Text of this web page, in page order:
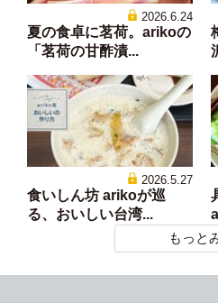
2026.6.24
夏の食卓に茗荷。arikoの
「茗荷の甘酢漬...
2026.5.27
食いしん坊 arikoが巡
る、おいしい台湾...
もっと